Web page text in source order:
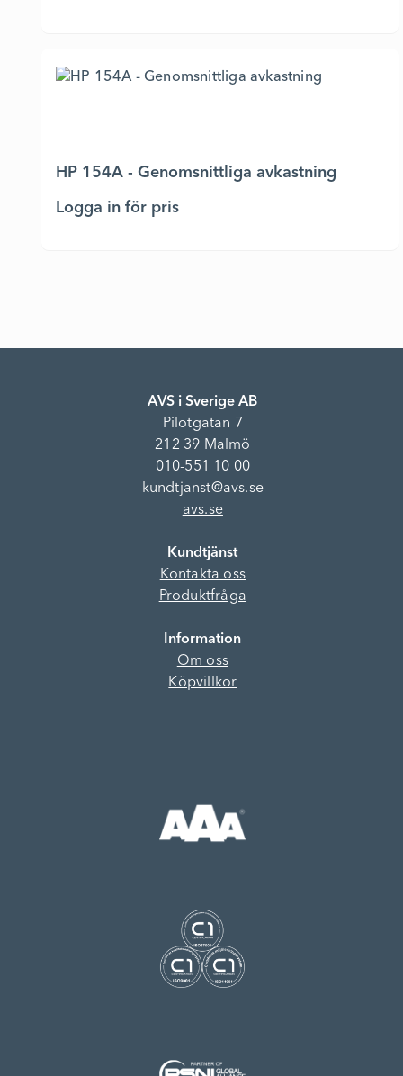
HP 154A - Genomsnittliga avkastning
Logga in för pris
AVS i Sverige AB
Pilotgatan 7
212 39 Malmö
010-551 10 00
kundtjanst@avs.se
avs.se
Kundtjänst
Kontakta oss
Produktfråga
Information
Om oss
Köpvillkor